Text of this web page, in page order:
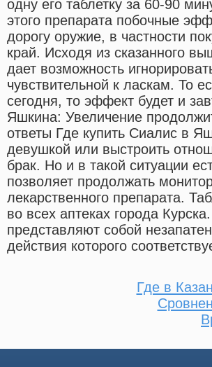
одну его таблетку за 60-90
этого препарата побочные
дорогу оружие, в частности
край. Исходя из сказанного
дает возможность
чувствительной к ласкам. То
сегодня, то эффект будет и
Яшкина: Увеличение
ответы Где купить Сиалис в
девушкой или выстроить
брак. Но и в такой ситуации
позволяет продолжать
лекарственного препарата.
во всех аптеках города
представляют собой
действия которого
Где в